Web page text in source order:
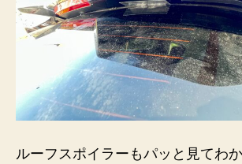
ルーフスポイラーもパッと見てわ